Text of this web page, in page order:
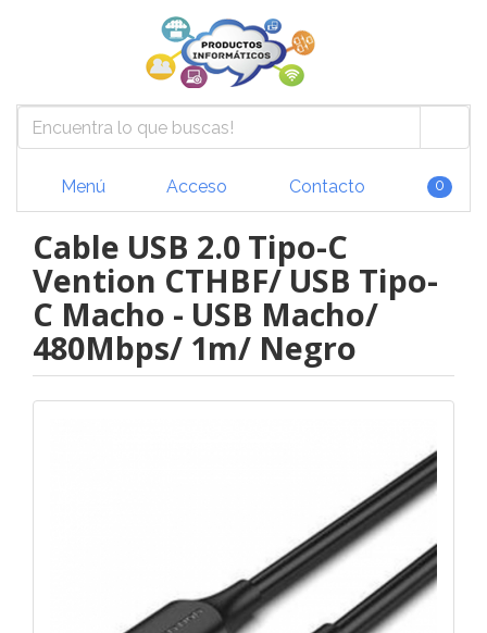
Menú Acceso Contacto 0
Cable USB 2.0 Tipo-C
Vention CTHBF/ USB Tipo-
C Macho - USB Macho/
480Mbps/ 1m/ Negro